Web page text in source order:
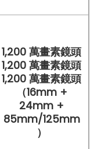
1,200 萬畫素鏡頭
1,200 萬畫素鏡頭
1,200 萬畫素鏡頭
（16mm +
24mm +
85mm/125mm
）